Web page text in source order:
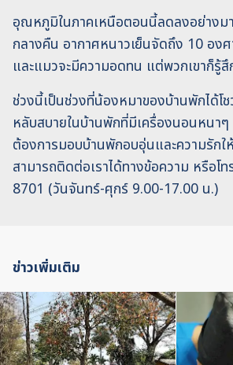
อุณหภูมิในภาคเหนือตอนนี้ลดลงอย่างมา
กลางคืน อากาศหนาวเย็นจัดถึง 10 อง
และแมวจะมีความอดทน แต่พวกเขาก็รู้
ช่วงนี้เป็นช่วงที่น้องหมาของบ้านพักได้โ
หลับสบายในบ้านพักที่มีเครื่องนอนหนา
ต้องการมอบบ้านพักอบอุ่นและความรักใ
สามารถติดต่อเราได้ทางข้อความ หรือโ
8701‬ (วันจันทร์-ศุกร์ 9.00-17.00 น.)
ข่าวเพิ่มเติม